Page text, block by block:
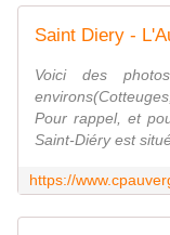
Saint Diery -
Voici des
Pour rappel, et
Saint-Diéry est